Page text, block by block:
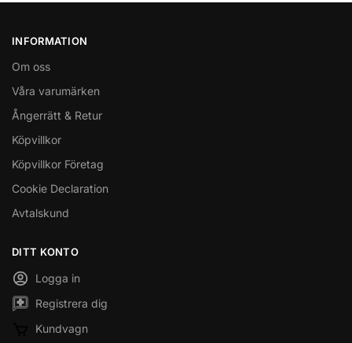
INFORMATION
Om oss
Våra varumärken
Ångerrätt & Retur
Köpvillkor
Köpvillkor Företag
Cookie Declaration
Avtalskund
DITT KONTO
Logga in
Registrera dig
Kundvagn